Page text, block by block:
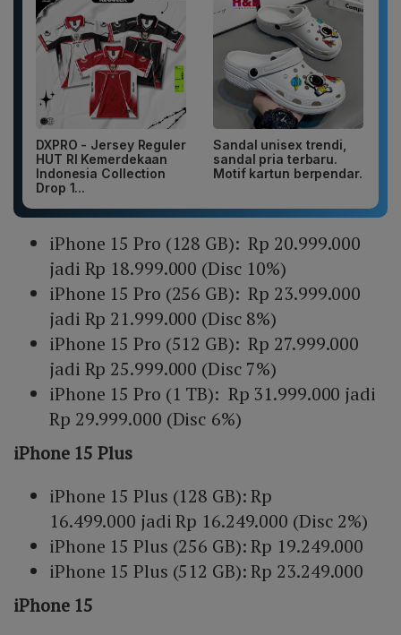
DXPRO - Jersey Reguler
HUT RI Kemerdekaan
Indonesia Collection
Drop 1...
Sandal unisex trendi,
sandal pria terbaru.
Motif kartun berpendar.
iPhone 15 Pro (128 GB): Rp 20.999.000
jadi Rp 18.999.000 (Disc 10%)
iPhone 15 Pro (256 GB): Rp 23.999.000
jadi Rp 21.999.000 (Disc 8%)
iPhone 15 Pro (512 GB): Rp 27.999.000
jadi Rp 25.999.000 (Disc 7%)
iPhone 15 Pro (1 TB): Rp 31.999.000 jadi
Rp 29.999.000 (Disc 6%)
iPhone 15 Plus
iPhone 15 Plus (128 GB): Rp
16.499.000 jadi Rp 16.249.000 (Disc 2%)
iPhone 15 Plus (256 GB): Rp 19.249.000
iPhone 15 Plus (512 GB): Rp 23.249.000
iPhone 15